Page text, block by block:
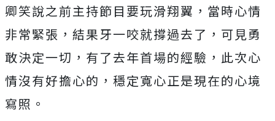
卿笑說之前主持節目要玩滑翔翼，當時心情
非常緊張， 結果牙一咬就撐過去了，可見勇
敢決定一切，有了去年首場的經驗， 此次心
情沒有好擔心的，穩定寬心正是現在的心境
寫照。